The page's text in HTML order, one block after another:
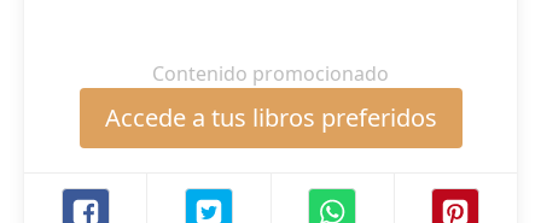
Contenido promocionado
Accede a tus libros preferidos